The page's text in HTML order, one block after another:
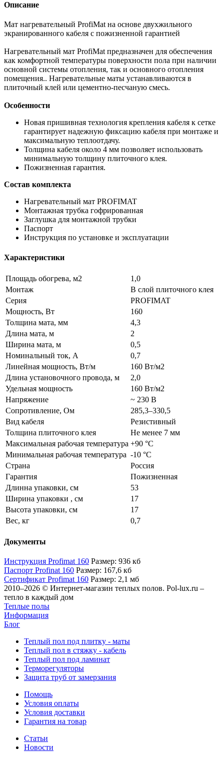
Описание
Мат нагревательный ProfiMat на основе двухжильного
экранированного кабеля с пожизненной гарантией
Нагревательный мат ProfiMat предназначен для обеспечения
как комфортной температуры поверхности пола при наличии
основной системы отопления, так и основного отопления
помещения.. Нагревательные маты устанавливаются в
плиточный клей или цементно-песчаную смесь.
Особенности
Новая пришивная технология крепления кабеля к сетке
гарантирует надежную фиксацию кабеля при монтаже и
максимальную теплоотдачу.
Толщина кабеля около 4 мм позволяет использовать
минимальную толщину плиточного клея.
Пожизненная гарантия.
Состав комплекта
Нагревательный мат PROFIMAT
Монтажная трубка гофрированная
Заглушка для монтажной трубки
Паспорт
Инструкция по установке и эксплуатации
Характеристики
Площадь обогрева, м2
1,0
Монтаж
В слой плиточного клея
Серия
PROFIMAT
Мощность, Вт
160
Толщина мата, мм
4,3
Длина мата, м
2
Ширина мата, м
0,5
Номинальный ток, А
0,7
Линейная мощность, Вт/м
160 Вт/м2
Длина установочного провода, м
2,0
Удельная мощность
160 Вт/м2
Напряжение
~ 230 В
Сопротивление, Ом
285,3–330,5
Вид кабеля
Резистивный
Толщина плиточного клея
Не менее 7 мм
Максимальная рабочая температура +90 °C
Минимальная рабочая температура -10 °C
Страна
Россия
Гарантия
Пожизненная
Длинна упаковки, см
53
Ширина упаковки , см
17
Высота упаковки, см
17
Вес, кг
0,7
Документы
Инструкция Profimat 160 Размер: 936 кб
Паспорт Profinat 160 Размер: 167,6 кб
Сертификат Profimat 160 Размер: 2,1 мб
2010–2026 © Интернет-магазин теплых полов. Pol-lux.ru –
тепло в каждый дом
Теплые полы
Информация
Блог
Теплый пол под плитку - маты
Теплый пол в стяжку - кабель
Теплый пол под ламинат
Терморегуляторы
Защита труб от замерзания
Помощь
Условия оплаты
Условия доставки
Гарантия на товар
Статьи
Новости